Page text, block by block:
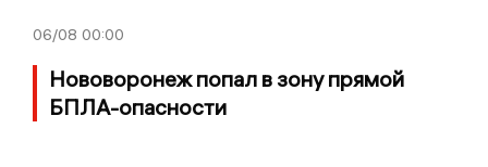
06/08 00:00
Нововоронеж попал в зону прямой
БПЛА-опасности